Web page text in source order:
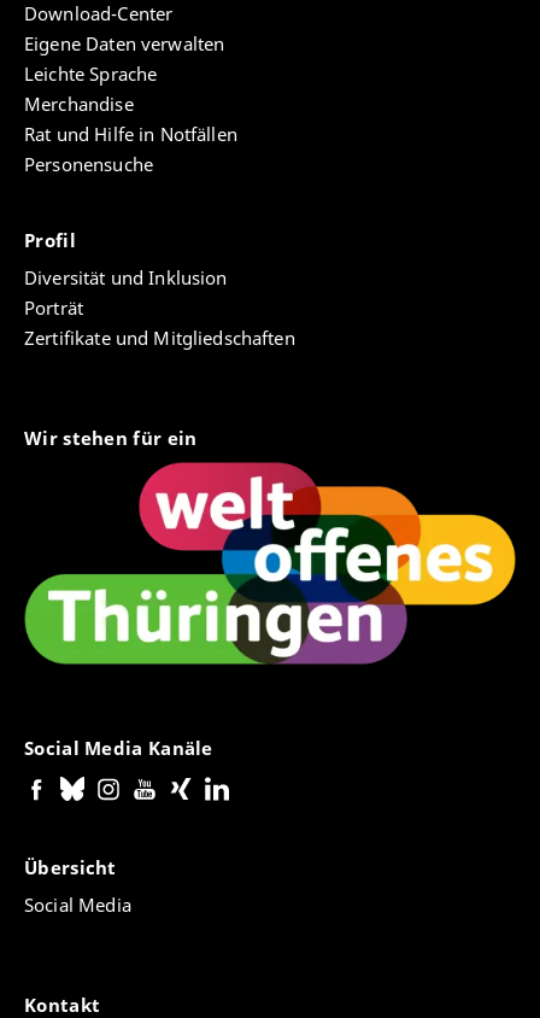
Download-Center
Eigene Daten verwalten
Leichte Sprache
Merchandise
Rat und Hilfe in Notfällen
Personensuche
Profil
Diversität und Inklusion
Porträt
Zertifikate und Mitgliedschaften
Wir stehen für ein
Social Media Kanäle
Übersicht
Social Media
Kontakt